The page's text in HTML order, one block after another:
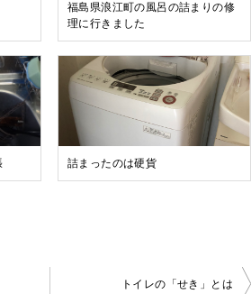
福島県浪江町の風呂の詰まりの修
理に行きました
詰まったのは硬貨
トイレの「せき」とは